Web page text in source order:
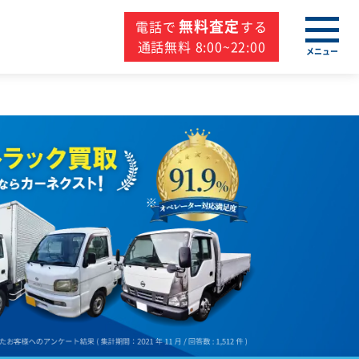
電話で 無料査定する
通話無料 8:00~22:00
メニュー